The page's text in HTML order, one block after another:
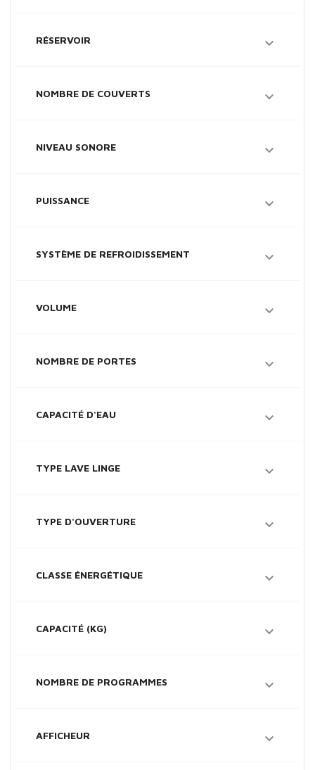
RÉSERVOIR 
NOMBRE DE COUVERTS 
NIVEAU SONORE 
PUISSANCE 
SYSTÈME DE REFROIDISSEMENT 
VOLUME 
NOMBRE DE PORTES 
CAPACITÉ D'EAU 
TYPE LAVE LINGE 
TYPE D'OUVERTURE 
CLASSE ÉNERGÉTIQUE 
CAPACITÉ (KG) 
NOMBRE DE PROGRAMMES 
AFFICHEUR 